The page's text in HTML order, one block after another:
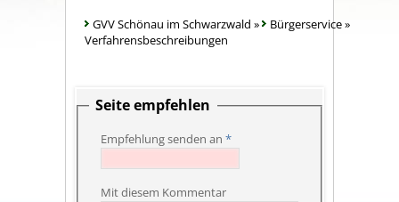
GVV Schönau im Schwarzwald » Bürgerservice»
Verfahrensbeschreibungen
Seite empfehlen
Empfehlung senden an *
Mit diesem Kommentar